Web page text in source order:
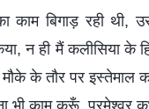
काम बिगाड़ रही थी,
किया, न ही मैं
के तौर पर इस्तेमाल
भी काम करूँ, परमेश्वर